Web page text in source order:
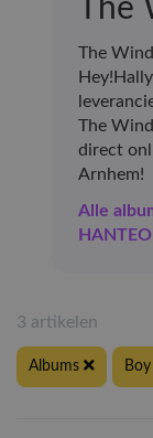
The
The
direct
Arnhem!
Alle
3 artikelen
Albums